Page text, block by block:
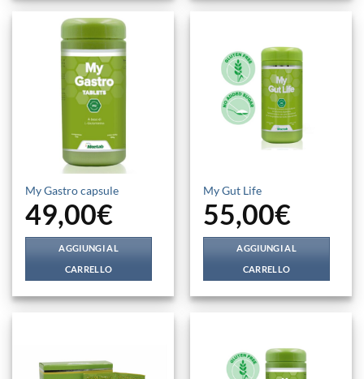
My Gastro capsule
49,00€
AGGIUNGI AL
CARRELLO
My Gut Life
55,00€
AGGIUNGI AL
CARRELLO